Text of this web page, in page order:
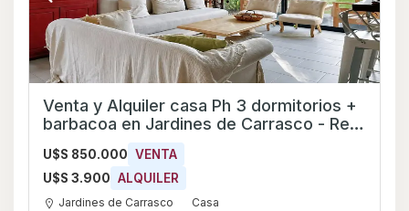
Venta y Alquiler casa Ph 3 dormitorios +
barbacoa en Jardines de Carrasco - Ref
U$S 850.000 VENTA
U$S 3.900 ALQUILER
Jardines de Carrasco Casa